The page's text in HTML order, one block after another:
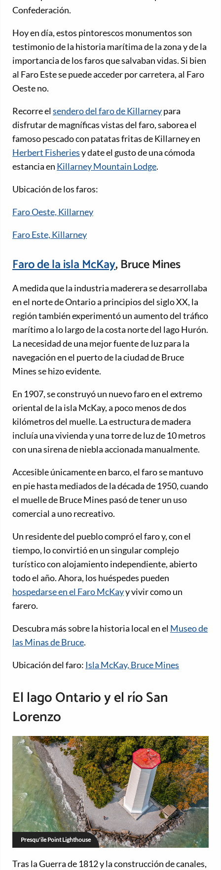
Confederación.
Hoy en día, estos pintorescos monumentos son
testimonio de la historia marítima de la zona y de la
importancia de los faros que salvaban vidas. Si bien
al Faro Este se puede acceder por carretera, al Faro
Oeste no.
Recorre elsendero del faro de Killarneypara
disfrutar de magníficas vistas del faro, saborea el
famoso pescado con patatas fritas de Killarney en
Herbert Fisheriesy date el gusto de una cómoda
estancia en Killarney Mountain Lodge.
Ubicación de los faros:
Faro Oeste, Killarney
Faro Este, Killarney
Faro de la isla McKay, Bruce Mines
A medida que la industria maderera se desarrollaba
en el norte de Ontario a principios del siglo XX, la
región también experimentó un aumento del tráfico
marítimo a lo largo de la costa norte del lago Hurón.
La necesidad de una mejor fuente de luz para la
navegación en el puerto de la ciudad de Bruce
Mines se hizo evidente.
En 1907, se construyó un nuevo faro en el extremo
oriental de la isla McKay, a poco menos de dos
kilómetros del muelle. La estructura de madera
incluía una vivienda y una torre de luz de 10 metros
con una sirena de niebla accionada manualmente.
Accesible únicamente en barco, el faro se mantuvo
en pie hasta mediados de la década de 1950, cuando
el muelle de Bruce Mines pasó de tener un uso
comercial a uno recreativo.
Un residente del pueblo compró el faro y, con el
tiempo, lo convirtió en un singular complejo
turístico con alojamiento independiente, abierto
todo el año. Ahora, los huéspedes pueden
hospedarse en el Faro McKayy vivir como un
farero.
Descubra más sobre la historia local en el Museo de
las Minas de Bruce.
Ubicación del faro: Isla McKay, Bruce Mines
El lago Ontario y el río San
Lorenzo
Presqu'ile Point Lighthouse
Tras la Guerra de 1812 y la construcción de canales,